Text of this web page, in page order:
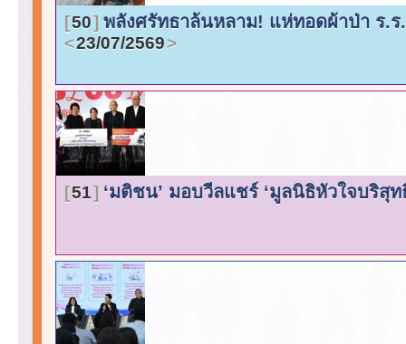
50 พลังศรัทธาล้นหลาม! แห่ทอดผ้าป่า ร.
23/07/2569
51 ‘มติชน’ มอบวีลแชร์ ‘มูลนิธิหัวใจบริสุ